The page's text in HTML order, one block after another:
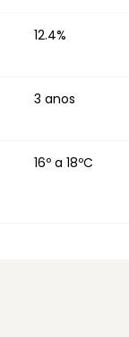
12.4%
3 anos
16º a 18ºC